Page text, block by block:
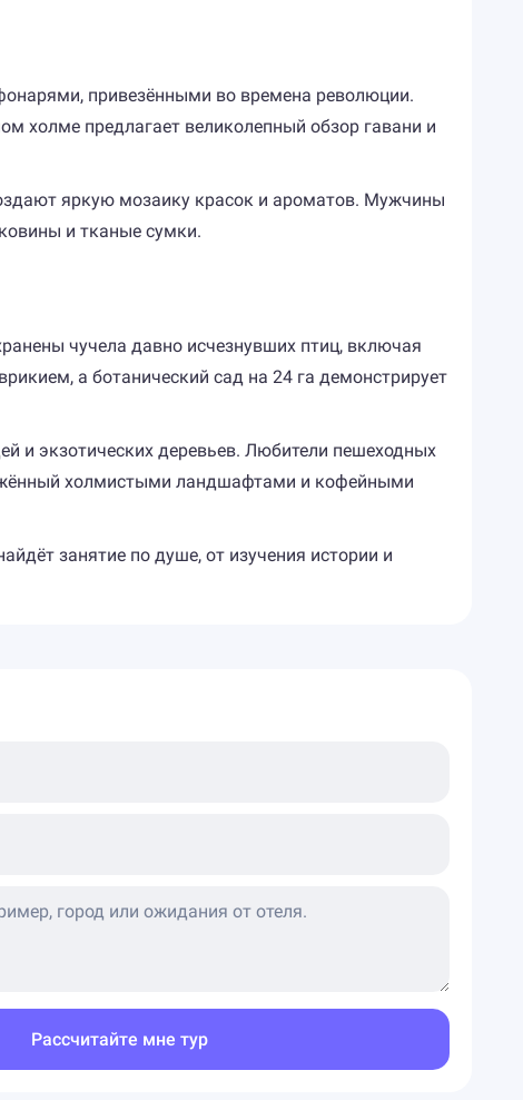
привезёнными во времена революции.
холме предлагает великолепный обзор гавани и
яркую мозаику красок и ароматов. Мужчины
и тканые сумки.
чучела давно исчезнувших птиц, включая
а ботанический сад на 24 га демонстрирует
и экзотических деревьев. Любители пешеходных
холмистыми ландшафтами и кофейными
занятие по душе, от изучения истории и
Рассчитайте мне тур